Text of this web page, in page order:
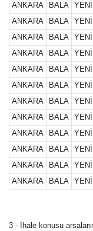
ANKARA
BALA
ANKARA
BALA
ANKARA
BALA
ANKARA
BALA
ANKARA
BALA
ANKARA
BALA
ANKARA
BALA
ANKARA
BALA
ANKARA
BALA
ANKARA
BALA
ANKARA
BALA
ANKARA
BALA
3 - İhale konusu